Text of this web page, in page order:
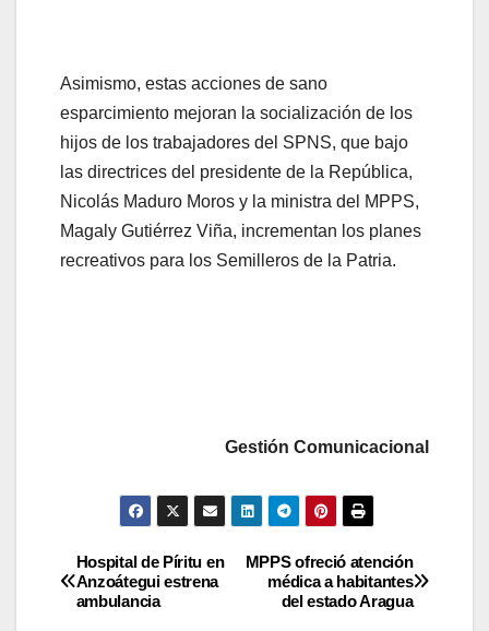
Asimismo, estas acciones de sano
esparcimiento mejoran la socialización de los
hijos de los trabajadores del SPNS, que bajo
las directrices del presidente de la República,
Nicolás Maduro Moros y la ministra del MPPS,
Magaly Gutiérrez Viña, incrementan los planes
recreativos para los Semilleros de la Patria.
Gestión Comunicacional
MPPS ofreció atención
médica a habitantes
del estado Aragua
Hospital de Píritu en
Anzoátegui estrena
ambulancia